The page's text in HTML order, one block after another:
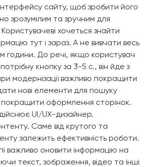
сайту, щоб зробити його
зрозумілим та зручним для
Користувачеві хочеться знайти
тут і зараз. А не вивчати весь
години. До речі, якщо користувач
кнопку за 3-5 с., він йде з
модернізації важливо покращити
нові елементи для пошуку
покращити оформлення сторінок.
UI/UX-дизайнер.
Саме від крутого та
залежить ефективність роботи.
важливо оновити інформацію на
текст, зображення, відео та інші